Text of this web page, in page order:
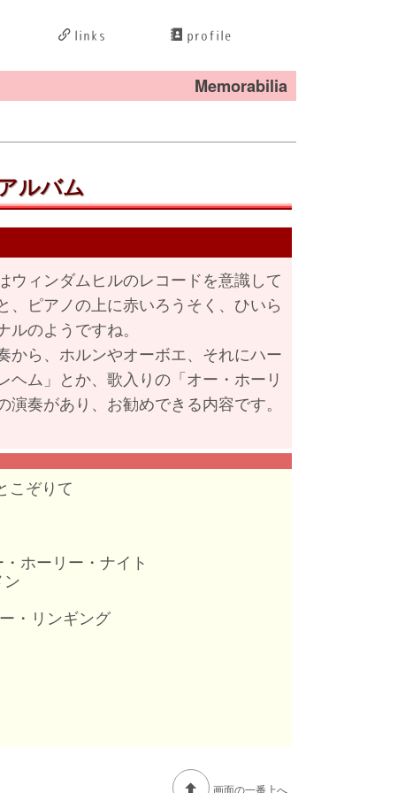
links profile
Memorabilia
ルバム
ィンダムヒルのレコードを意識して
ピアノの上に赤いろうそく、ひいら
のようですね。
ら、ホルンやオーボエ、それにハー
ム」とか、歌入りの「オー・ホーリ
奏があり、お勧めできる内容です。
こぞりて
ホーリー・ナイト
・リンギング
画面の一番上へ